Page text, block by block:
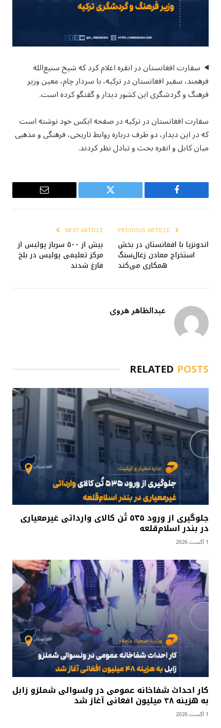
سفارت افغانستان در انقره اعلام کرد که شیخ سنیع‌الله
فرهمند، سفیر افغانستان در ترکیه، با سردار چام، معین وزیر
فرهنگ و گردشگری این کشور دیدار و گفتگو کرده است.
سفارت افغانستان در ترکیه در صفحه ایکس خود نوشته است
که در این دیدار، دو طرف درباره روابط تاریخی، فرهنگی و مذهبی
میان کابل و انقره بحث و تبادل نظر کردند.
Facebook
Twitter
Email
اندونزیا با افغانستان در بخش
استخراج معادن زغال‌سنگ
همکاری می‌کند
NEXT ARTICLE
بیش از ۵۰۰ سرباز پولیس از
مرکز تعلیمی پولیس در بلخ
فارغ شدند
عبدالظاهر هروی
RELATED POSTS
جلوگیری از ورود ۵۳۵ تُن کالای وارداتی غیرمعیاری
در بندر اسلام‌قلعه
1 آگست 2026
کار احداث شفاخانه عمومی در ولسوالی شملزو زابل
به هزینه ۴۸ میلیون افغانی آغاز شد
1 آگست 2026